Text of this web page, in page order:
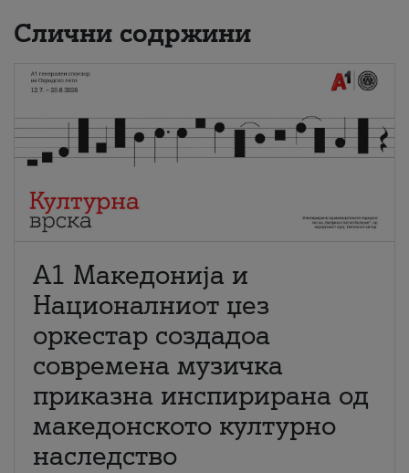
Слични содржини
А1 Македонија и
Националниот џез
оркестар создадоа
современа музичка
приказна инспирирана од
македонското културно
наследство